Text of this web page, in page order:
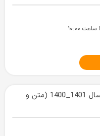
همایش دو روزه زبان انگلیسی ارشد سال 1401_1400 (متن و